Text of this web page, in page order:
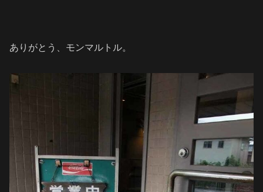
ありがとう、モンマルトル。